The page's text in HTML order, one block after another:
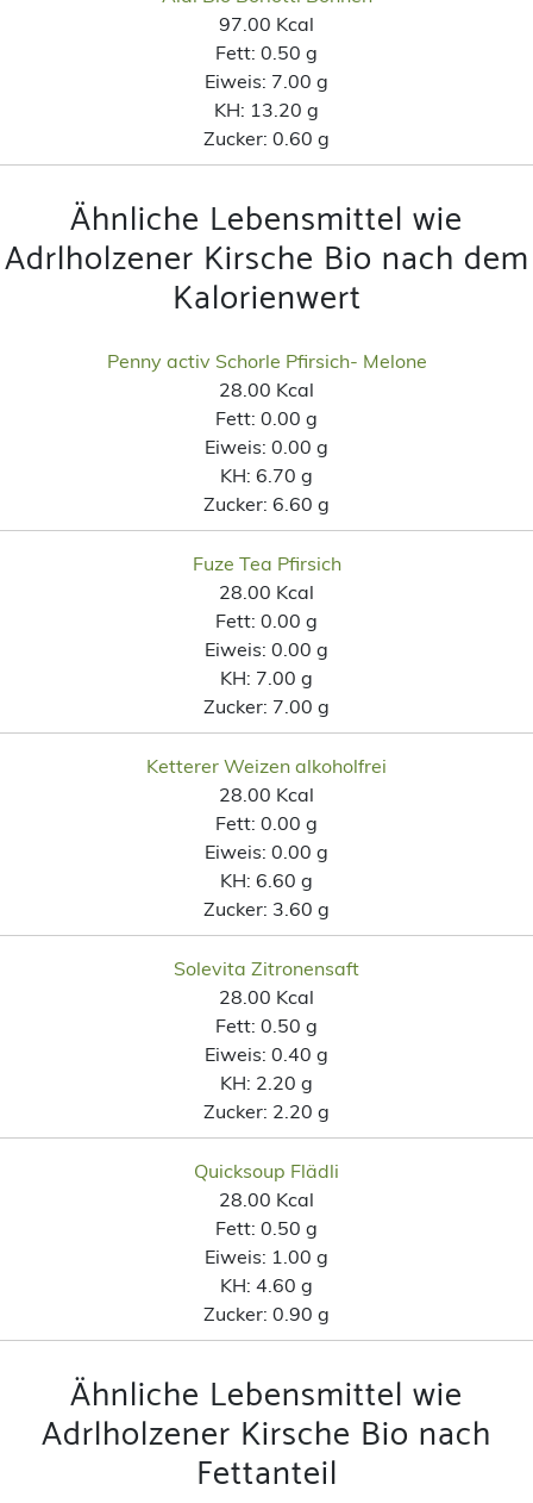
97.00 Kcal
Fett: 0.50 g
Eiweis: 7.00 g
KH: 13.20 g
Zucker: 0.60 g
Ähnliche Lebensmittel wie
Adrlholzener Kirsche Bio nach dem
Kalorienwert
Penny activ Schorle Pfirsich- Melone
28.00 Kcal
Fett: 0.00 g
Eiweis: 0.00 g
KH: 6.70 g
Zucker: 6.60 g
Fuze Tea Pfirsich
28.00 Kcal
Fett: 0.00 g
Eiweis: 0.00 g
KH: 7.00 g
Zucker: 7.00 g
Ketterer Weizen alkoholfrei
28.00 Kcal
Fett: 0.00 g
Eiweis: 0.00 g
KH: 6.60 g
Zucker: 3.60 g
Solevita Zitronensaft
28.00 Kcal
Fett: 0.50 g
Eiweis: 0.40 g
KH: 2.20 g
Zucker: 2.20 g
Quicksoup Flädli
28.00 Kcal
Fett: 0.50 g
Eiweis: 1.00 g
KH: 4.60 g
Zucker: 0.90 g
Ähnliche Lebensmittel wie
Adrlholzener Kirsche Bio nach
Fettanteil